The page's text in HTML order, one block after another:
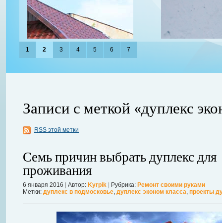
Когда в вашем доме появляются клопы, тараканы, грызуны или
настроение и вызывает волнение. Большинство из паразитов
течение пары недель их может стать уже вдвое, а то и втрое
в первые часы принять меры. А именно: обратиться в
Далее...
1 2 3 4 5 6 7
Записи с меткой «дуплекс
RSS этой метки
Семь причин выбрать дуплекс для
проживания
6 января 2016 Автор: Kyrpik Рубрика: Ремонт своими руками
Метки: дуплекс в подмосковье, дуплекс эконом класса, проекты